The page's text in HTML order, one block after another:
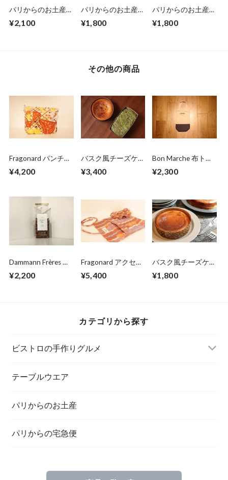
パリからのお土産
Frères アイスティー
¥2,100
パリからのお土産
Frères 缶入アールグ
¥1,800
パリからのお土産
Frères 缶入エッフェ
¥1,800
その他の商品
Fragonard パンチュ
ス
¥4,200
バスク風チーズケー
キ（各2〜3人前）
¥3,400
Bon Marche 布トー
¥2,300
Dammann Frères ル
N°597
¥2,200
Fragonard アクセサ
ュ 茶系
¥5,400
バスク風チーズケー
前） 12cm
¥1,800
カテゴリから探す
ビストロの手作りグルメ
テーブルウエア
パリからのお土産
パリからの宅急便